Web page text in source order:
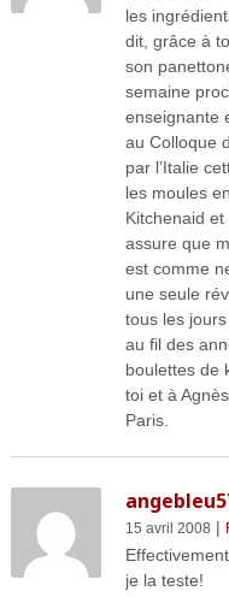
les
dit, grâce à
son
semaine
enseignante
au Colloque
par l’Italie
les moules
Kitchenaid et
assure que
est comme
une seule
tous les jours
au fil des
boulettes de
toi et à
Paris.
15 avril 2008 |
je la teste!